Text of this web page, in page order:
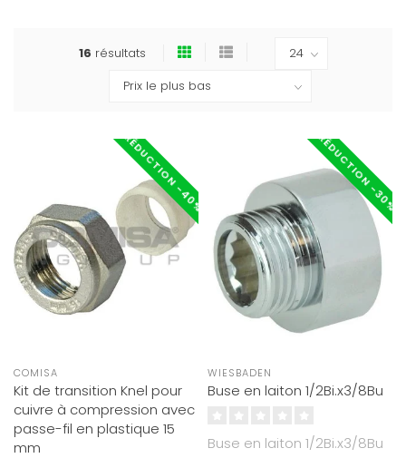
16 résultats
RÉDUCTION -40%
COMISA
Kit de transition Knel pour
cuivre à compression avec
passe-fil en plastique 15
mm
RÉDUCTION -30%
WIESBADEN
Buse en laiton 1/2Bi.x3/8Bu
Buse en laiton 1/2Bi.x3/8Bu